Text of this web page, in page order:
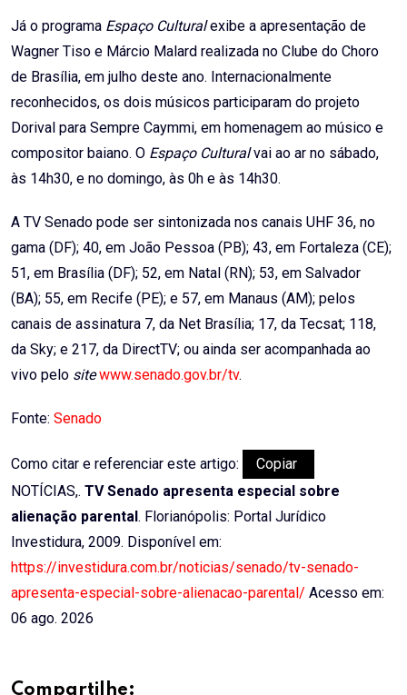
Já o programa Espaço Culturalexibe a apresentação de
Wagner Tiso e Márcio Malard realizada no Clube do Choro
de Brasília, em julho deste ano. Internacionalmente
reconhecidos, os dois músicos participaram do projeto
Dorival para Sempre Caymmi, em homenagem ao músico e
compositor baiano. O Espaço Culturalvai ao ar no sábado,
às 14h30, e no domingo, às 0h e às 14h30.
A TV Senado pode ser sintonizada nos canais UHF 36, no
gama (DF); 40, em João Pessoa (PB); 43, em Fortaleza (CE);
51, em Brasília (DF); 52, em Natal (RN); 53, em Salvador
(BA); 55, em Recife (PE); e 57, em Manaus (AM); pelos
canais de assinatura 7, da Net Brasília; 17, da Tecsat; 118,
da Sky; e 217, da DirectTV; ou ainda ser acompanhada ao
vivo pelo site www.senado.gov.br/tv.
Fonte: Senado
Como citar e referenciar este artigo:
Copiar
NOTÍCIAS,. TV Senado apresenta especial sobre
alienação parental . Florianópolis: Portal Jurídico
Investidura, 2009. Disponível em:
https://investidura.com.br/noticias/senado/tv-senado-
apresenta-especial-sobre-alienacao-parental/ Acesso em:
06 ago. 2026
Compartilhe: